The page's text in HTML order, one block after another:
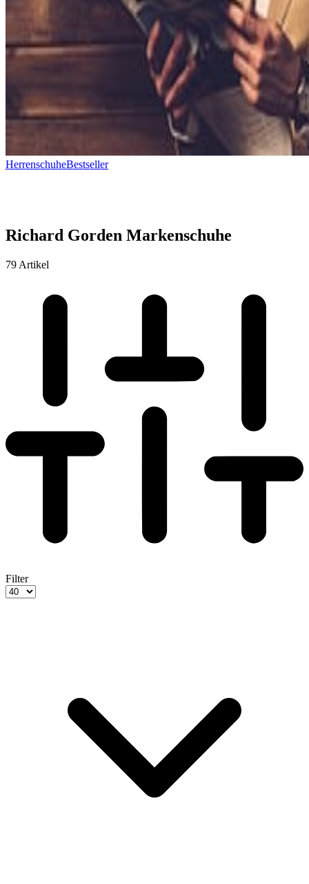
HerrenschuheBestseller
Richard Gorden Markenschuhe
79 Artikel
Filter